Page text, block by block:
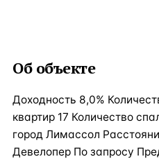
Об объекте
Доходность 8,0%
квартир 17 Количество
город Лимассол
Девелопер По запросу